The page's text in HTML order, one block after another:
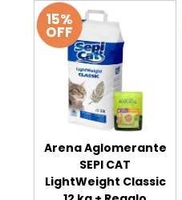
15%
OFF
Arena Aglomerante
SEPI CAT
LightWeight Classic